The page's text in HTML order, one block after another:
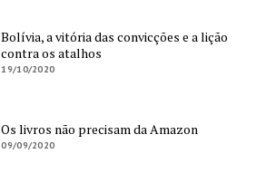
Bolívia, a vitória das convicções e a lição
contra os atalhos
19/10/2020
Os livros não precisam da Amazon
09/09/2020